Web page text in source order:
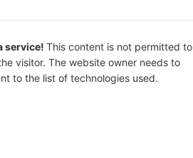
service! This content is not permitted to
visitor. The website owner needs to
to the list of technologies used.